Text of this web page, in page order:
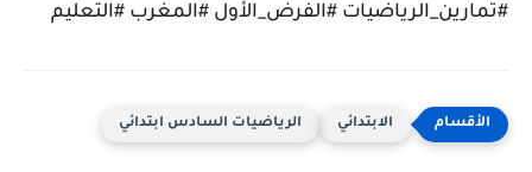
#تمارين_الرياضيات #الفرض_الأول #المغرب #التعليم
الابتدائي الرياضيات السادس ابتدائي